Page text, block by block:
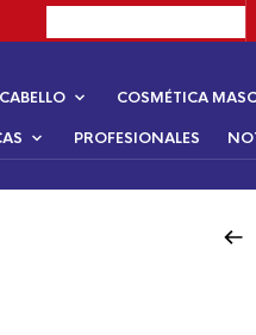
COSMÉTICA
PROFESIONALES